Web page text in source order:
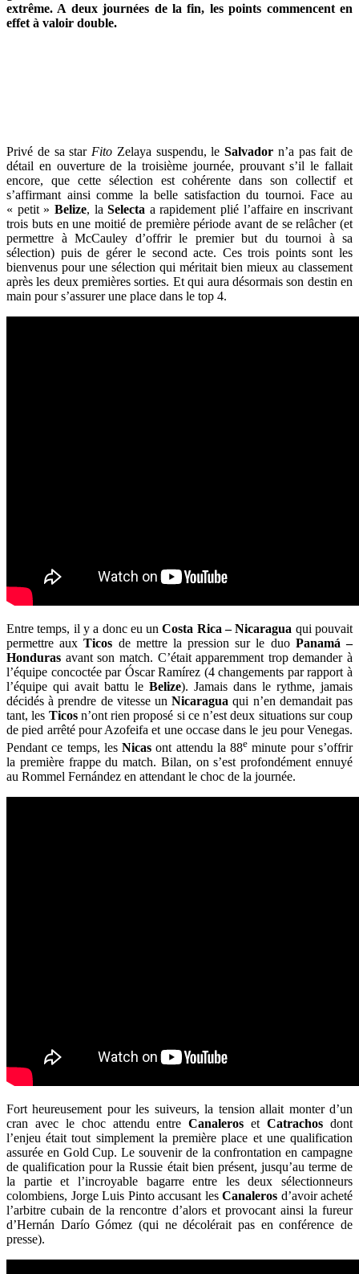
extrême. A deux journées de la fin, les points commencent en
effet à valoir double.
Privé de sa star Fito Zelaya suspendu, le Salvador n’a pas fait de
détail en ouverture de la troisième journée, prouvant s’il le fallait
encore, que cette sélection est cohérente dans son collectif et
s’affirmant ainsi comme la belle satisfaction du tournoi. Face au
« petit » Belize, laSelecta a rapidement plié l’affaire en inscrivant
trois buts en une moitié de première période avant de se relâcher (et
permettre à McCauley d’offrir le premier but du tournoi à sa
sélection) puis de gérer le second acte. Ces trois points sont les
bienvenus pour une sélection qui méritait bien mieux au classement
après les deux premières sorties. Et qui aura désormais son destin en
main pour s’assurer une place dans le top 4.
Entre temps, il y a donc eu unCosta Rica – Nicaragua qui pouvait
permettre auxTicos de mettre la pression sur le duo Panamá –
Honduras avant son match. C’était apparemment trop demander à
l’équipe concoctée par Óscar Ramírez (4 changements par rapport à
l’équipe qui avait battu le Belize). Jamais dans le rythme, jamais
décidés à prendre de vitesse unNicaragua qui n’en demandait pas
tant, les Ticosn’ont rien proposé si ce n’est deux situations sur coup
de pied arrêté pour Azofeifa et une occase dans le jeu pour Venegas.
Pendant ce temps, lesNicas ont attendu la 88e minute pour s’offrir
la première frappe du match. Bilan, on s’est profondément ennuyé
au Rommel Fernández en attendant le choc de la journée.
Fort heureusement pour les suiveurs, la tension allait monter d’un
cran avec le choc attendu entreCanaleros etCatrachos dont
l’enjeu était tout simplement la première place et une qualification
assurée en Gold Cup. Le souvenir de la confrontation en campagne
de qualification pour la Russie était bien présent, jusqu’au terme de
la partie et l’incroyable bagarre entre les deux sélectionneurs
colombiens, Jorge Luis Pinto accusant les Canaleros d’avoir acheté
l’arbitre cubain de la rencontre d’alors et provocant ainsi la fureur
d’Hernán Darío Gómez (qui ne décolérait pas en conférence de
presse).